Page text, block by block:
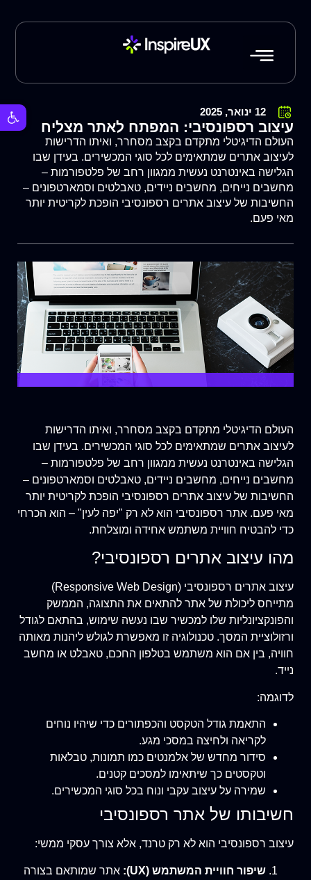
פתח 12 ינואר, 2025
עיצוב רספונסיבי: המפתח לאתר מצליח
העולם הדיגיטלי מתקדם בקצב מסחרר, ואיתו הדרישות
לעיצוב אתרים שמתאימים לכל סוגי המכשירים. בעידן שבו
הגלישה באינטרנט נעשית ממגוון רחב של פלטפורמות –
מחשבים נייחים, מחשבים ניידים, טאבלטים וסמארטפונים –
החשיבות של עיצוב אתרים רספונסיבי הופכת לקריטית יותר
מאי פעם.
העולם הדיגיטלי מתקדם בקצב מסחרר, ואיתו הדרישות
לעיצוב אתרים שמתאימים לכל סוגי המכשירים. בעידן שבו
הגלישה באינטרנט נעשית ממגוון רחב של פלטפורמות –
מחשבים נייחים, מחשבים ניידים, טאבלטים וסמארטפונים –
החשיבות של עיצוב אתרים רספונסיבי הופכת לקריטית יותר
מאי פעם. אתר רספונסיבי הוא לא רק "יפה לעין" – הוא הכרחי
כדי להבטיח חוויית משתמש אחידה ומוצלחת.
מהו עיצוב אתרים רספונסיבי?
עיצוב אתרים רספונסיבי (Responsive Web Design)
מתייחס ליכולת של אתר להתאים את התצוגה, הממשק
והפונקציונליות שלו למכשיר שבו נעשה שימוש, בהתאם לגודל
ורזולוציית המסך. טכנולוגיה זו מאפשרת לגולש ליהנות מאותה
חוויה, בין אם הוא משתמש בטלפון החכם, טאבלט או מחשב
נייד.
לדוגמה:
התאמת גודל הטקסט והכפתורים כדי שיהיו נוחים
לקריאה ולחיצה במסכי מגע.
סידור מחדש של אלמנטים כמו תמונות, טבלאות
וטקסטים כך שיתאימו למסכים קטנים.
שמירה על עיצוב עקבי ונוח בכל סוגי המכשירים.
חשיבותו של אתר רספונסיבי
עיצוב רספונסיבי הוא לא רק טרנד, אלא צורך עסקי ממשי:
שיפור חוויית המשתמש (UX):
אתר שמותאם בצורה